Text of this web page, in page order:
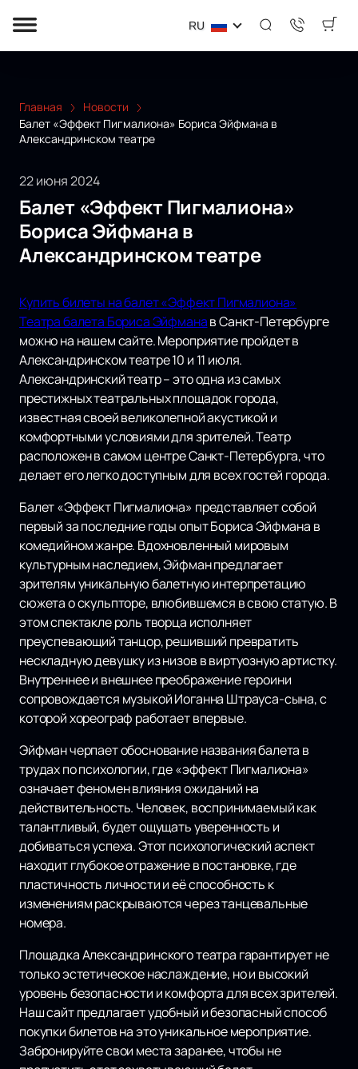
RU
Главная
Новости
Балет «Эффект Пигмалиона» Бориса Эйфмана в
Александринском театре
22 июня 2024
Балет «Эффект Пигмалиона»
Бориса Эйфмана в
Александринском театре
Купить билеты на балет «Эффект Пигмалиона»
Театра балета Бориса Эйфманав Санкт-Петербурге
можно на нашем сайте. Мероприятие пройдет в
Александринском театре 10 и 11 июля.
Александринский театр – это одна из самых
престижных театральных площадок города,
известная своей великолепной акустикой и
комфортными условиями для зрителей. Театр
расположен в самом центре Санкт-Петербурга, что
делает его легко доступным для всех гостей города.
Балет «Эффект Пигмалиона» представляет собой
первый за последние годы опыт Бориса Эйфмана в
комедийном жанре. Вдохновленный мировым
культурным наследием, Эйфман предлагает
зрителям уникальную балетную интерпретацию
сюжета о скульпторе, влюбившемся в свою статую. В
этом спектакле роль творца исполняет
преуспевающий танцор, решивший превратить
нескладную девушку из низов в виртуозную артистку.
Внутреннее и внешнее преображение героини
сопровождается музыкой Иоганна Штрауса-сына, с
которой хореограф работает впервые.
Эйфман черпает обоснование названия балета в
трудах по психологии, где «эффект Пигмалиона»
означает феномен влияния ожиданий на
действительность. Человек, воспринимаемый как
талантливый, будет ощущать уверенность и
добиваться успеха. Этот психологический аспект
находит глубокое отражение в постановке, где
пластичность личности и её способность к
изменениям раскрываются через танцевальные
номера.
Площадка Александринского театра гарантирует не
только эстетическое наслаждение, но и высокий
уровень безопасности и комфорта для всех зрителей.
Наш сайт предлагает удобный и безопасный способ
покупки билетов на это уникальное мероприятие.
Забронируйте свои места заранее, чтобы не